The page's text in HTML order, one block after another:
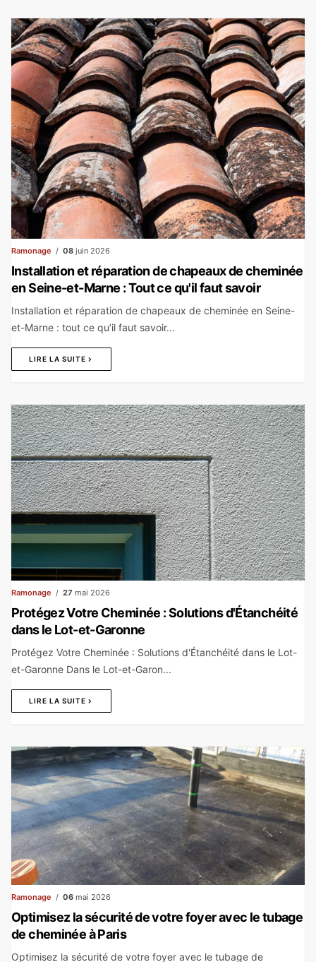
Ramonage 08 juin 2026
Installation et réparation de chapeaux de cheminée
en Seine-et-Marne : Tout ce qu'il faut savoir
Installation et réparation de chapeaux de cheminée en Seine-
et-Marne : tout ce qu’il faut savoir...
LIRE LA SUITE
Ramonage 27 mai 2026
Protégez Votre Cheminée : Solutions d'Étanchéité
dans le Lot-et-Garonne
Protégez Votre Cheminée : Solutions d'Étanchéité dans le Lot-
et-Garonne Dans le Lot-et-Garon...
LIRE LA SUITE
Ramonage 06 mai 2026
Optimisez la sécurité de votre foyer avec le tubage
de cheminée à Paris
Optimisez la sécurité de votre foyer avec le tubage de